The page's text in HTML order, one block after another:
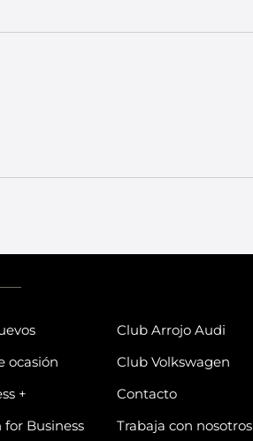
ocasión
+
for Business
Club Arrojo Audi
Club Volkswagen
Contacto
Trabaja con nosotros